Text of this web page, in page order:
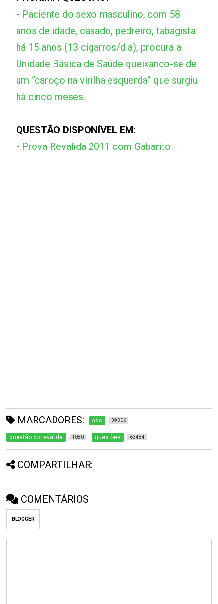
- Paciente do sexo masculino, com 58
anos de idade, casado, pedreiro, tabagista
há 15 anos (13 cigarros/dia), procura a
Unidade Básica de Saúde queixando-se de
um “caroço na virilha esquerda” que surgiu
há cinco meses.
QUESTÃO DISPONÍVEL EM:
- Prova Revalida 2011 com Gabarito
MARCADORES: ads 39306
questão do revalida 1080 questões 63484
COMPARTILHAR:
COMENTÁRIOS
BLOGGER